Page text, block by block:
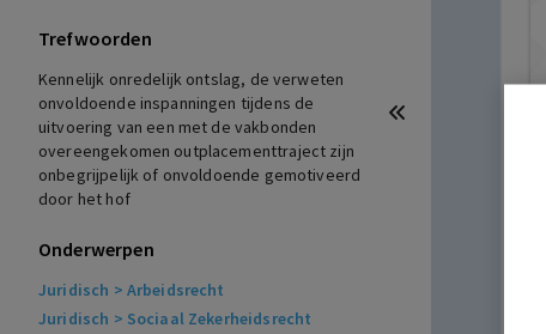
Trefwoorden
Kennelijk onredelijk ontslag, de verweten
onvoldoende inspanningen tijdens de
uitvoering van een met de vakbonden
overeengekomen outplacementtraject zijn
onbegrijpelijk of onvoldoende gemotiveerd
door het hof
Onderwerpen
Juridisch > Arbeidsrecht
Juridisch > Sociaal Zekerheidsrecht